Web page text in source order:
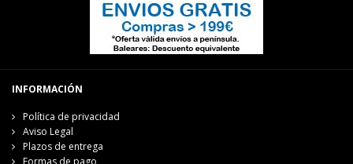
INFORMACIÓN
Política de privacidad
Aviso Legal
Plazos de entrega
Formas de pago